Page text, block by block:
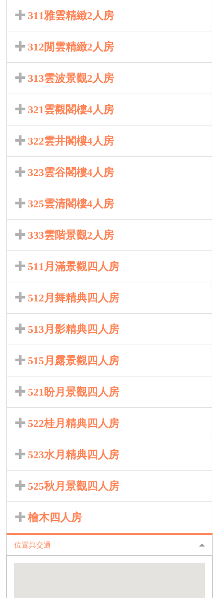
311雅雲精緻2人房
312閒雲精緻2人房
313雲波景觀2人房
321雲觀閣樓4人房
322雲井閣樓4人房
323雲谷閣樓4人房
325雲清閣樓4人房
333雲階景觀2人房
511月滿景觀四人房
512月舞精典四人房
513月影精典四人房
515月露景觀四人房
521盼月景觀四人房
522桂月精典四人房
523水月精典四人房
525秋月景觀四人房
檜木四人房
位置與交通